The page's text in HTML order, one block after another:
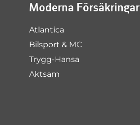
Moderna Försäkringar
Atlantica
Bilsport & MC
Trygg-Hansa
Aktsam